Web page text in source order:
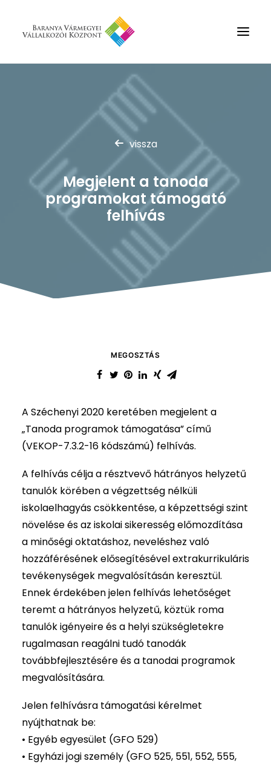
Rólunk
Szolgáltatások
Hírek
Partnerek
Kapcsolat
Keresés
vissza
Megjelent a tanoda
programokat támogató
felhívás
MEGOSZTÁS
A Széchenyi 2020 keretében megjelent a
„Tanoda programok támogatása” című
(VEKOP-7.3.2-16 kódszámú) felhívás.
A felhívás célja a résztvevő hátrányos helyzetű
tanulók körében a végzettség nélküli
iskolaelhagyás csökkentése, a képzettségi szint
növelése és az iskolai sikeresség előmozdítása
a minőségi oktatáshoz, neveléshez való
hozzáférésének elősegítésével extrakurrikuláris
tevékenységek megvalósításán keresztül.
Ennek érdekében jelen felhívás lehetőséget
teremt a hátrányos helyzetű, köztük roma
tanulók igényeire és a helyi szükségletekre
rugalmasan reagálni tudó tanodák
továbbfejlesztésére és a tanodai programok
megvalósítására.
Jelen felhívásra támogatási kérelmet
nyújthatnak be:
• Egyéb egyesület (GFO 529)
• Egyházi jogi személy (GFO 525, 551, 552, 555,